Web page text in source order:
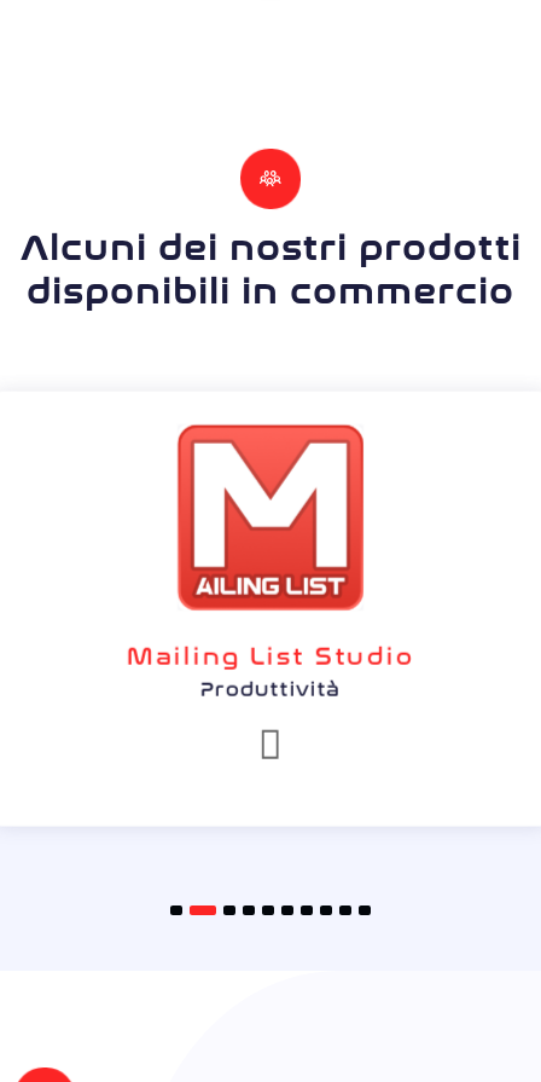
Alcuni dei nostri prodotti
disponibili in commercio
Mailing List Studio
Produttività